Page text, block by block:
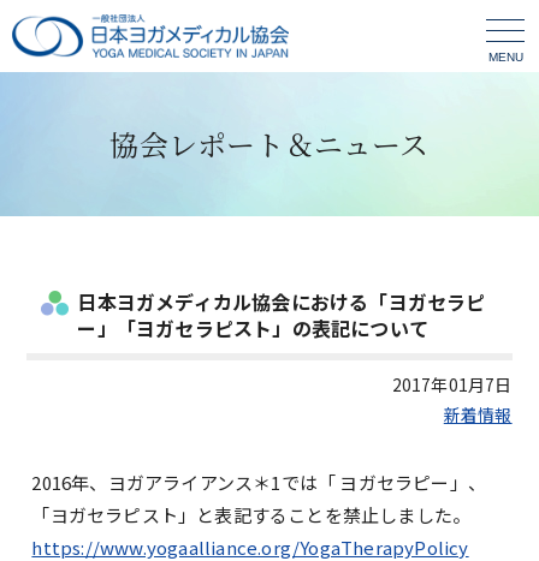
MENU
協会レポート＆ニュース
日本ヨガメディカル協会における「ヨガセラピ
ー」「ヨガセラピスト」の表記について
2017年01月7日
新着情報
2016年、ヨガアライアンス＊1では「 ヨガセラピー」、
「ヨガセラピスト」と表記することを禁止しました。
https://www.yogaalliance.org/YogaTherapyPolicy